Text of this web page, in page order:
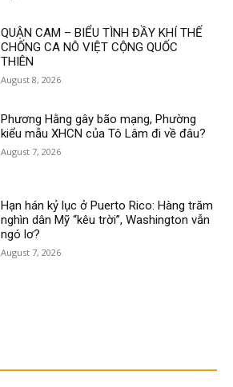
QUẬN CAM – BIỂU TÌNH ĐẦY KHÍ THẾ
CHỐNG CA NÔ VIỆT CỘNG QUỐC
THIÊN
August 8, 2026
Phương Hằng gây bão mạng, Phường
kiểu mẫu XHCN của Tô Lâm đi về đâu?
August 7, 2026
Hạn hán kỷ lục ở Puerto Rico: Hàng trăm
nghìn dân Mỹ “kêu trời”, Washington vẫn
ngó lơ?
August 7, 2026